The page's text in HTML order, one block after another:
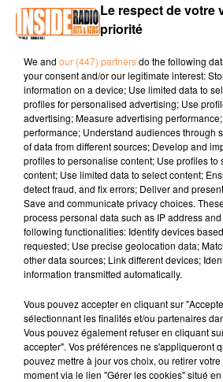
INTERVIEW DE MONSIEUR BLANCHET
LESCAR, SUR RADIO...
Interview de Monsieur blanchet "H&H
sur Radio Inside
LISTE DES GAGNANTS : SECTION VS ZEBRE
Le respect de votre
priorité
We and our (447) partnersdo the following
your consent and/or our legitimate interest:
information on a device; Use limited data to
profiles for personalised advertising; Use
advertising; Measure advertising
performance; Understand audiences through
of data from different sources; Develop and
profiles to personalise content; Use profiles to
content; Use limited data to select content;
detect fraud, and fix errors; Deliver and
Save and communicate privacy choices.
process personal data such as IP address
following functionalities: Identify devices
requested; Use precise geolocation data;
other data sources; Link different devices;
information transmitted automatically.
Vous pouvez accepter en cliquant sur
sélectionnant les finalités et/ou partenaires
Vous pouvez également refuser en cliquant
accepter". Vos préférences ne s'appliqueront
pouvez mettre à jour vos choix, ou retirer
moment via le lien "Gérer les cookies" situé